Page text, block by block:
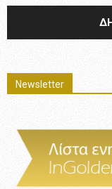
Newsletter